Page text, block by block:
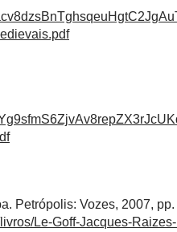
Petrópolis: Vozes, 2007,
Le-Goff-Jacques-